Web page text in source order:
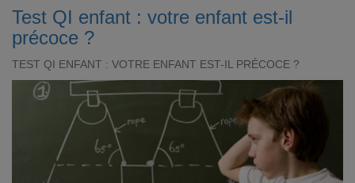
Test QI enfant : votre enfant est-il
précoce ?
TEST QI ENFANT : VOTRE ENFANT EST-IL PRÉCOCE ?